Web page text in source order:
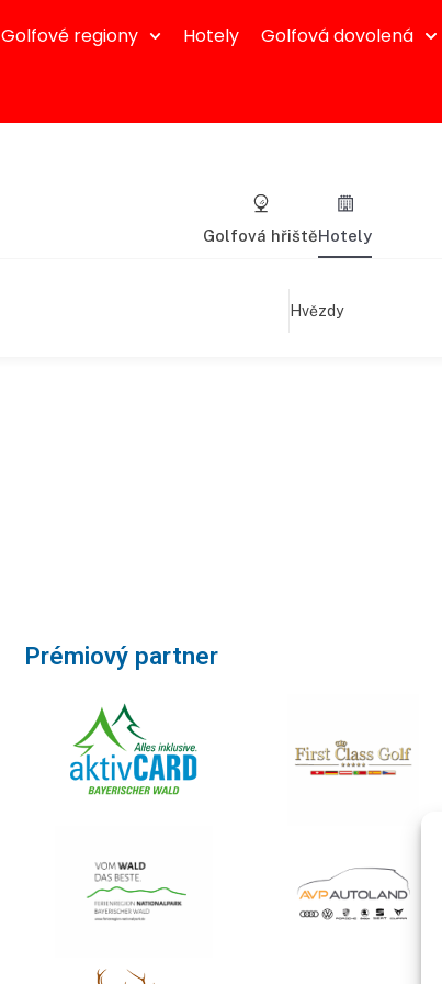
Golfové regiony Hotely Golfová dovolená
Golfová hřištěHotely
Hvězdy
Prémiový partner